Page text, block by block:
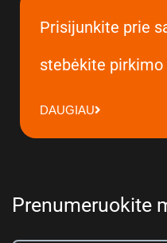
Prisijunkite prie
stebėkite
DAUGIAU
Prenumeruokite